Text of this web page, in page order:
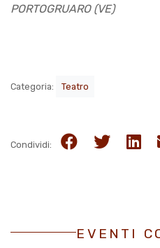
PORTOGRUARO (VE)
Categoria: Teatro
Condividi:
EVENTI